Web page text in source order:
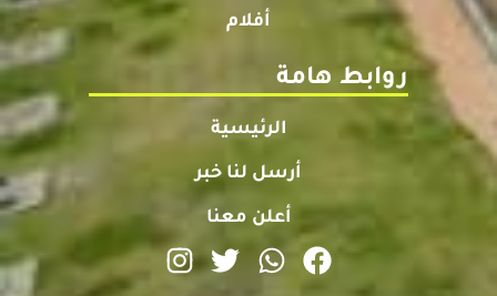
أفلام
روابط هامة
الرئيسية
أرسل لنا خبر
أعلن معنا